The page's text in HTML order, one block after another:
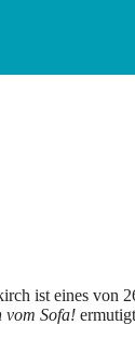
ist eines von
vom Sofa!